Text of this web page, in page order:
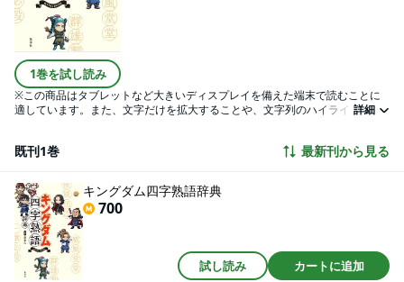
1巻を試し読み
※この商品はタブレットなど大きいディスプレイを備えた端末で読むことに
適しています。また、文字だけを拡大することや、文字列のハイライト、検
千」「威風堂堂」「天下無敵」「電光石火」…etc. 原作の名場面カットにマッ
潔でやさしく、シーンを説明する例文をそえて実用的に。お子さまも読みや
すいよう本文は総ルビとなっています。【熟語の例】一騎当千（いっきとう
せん）…ひとりで大人数と同じ価値「飛信隊の信はひと振りで反乱軍をけち
らし、一騎当千の活躍を見せた。」威風堂堂（いふうどうどう）…圧倒され
るぐらい立派「王騎将軍は威風堂堂と兵士たちの前を馬で進み、軍の士気を
上げた。」あの場面に、あの四字熟語。妥当？意外？な組み合わせで原作フ
ァンもたっぷり楽しめます。
詳細
既刊1巻 最新刊から見る
キングダム四字熟語辞典
700
試し読み カートに追加